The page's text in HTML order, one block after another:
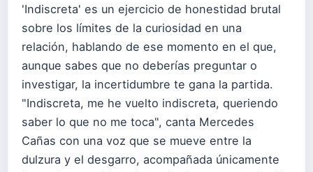
'Indiscreta' es un ejercicio de honestidad brutal
sobre los límites de la curiosidad en una
relación, hablando de ese momento en el que,
aunque sabes que no deberías preguntar o
investigar, la incertidumbre te gana la partida.
"Indiscreta, me he vuelto indiscreta, queriendo
saber lo que no me toca", canta Mercedes
Cañas con una voz que se mueve entre la
dulzura y el desgarro, acompañada únicamente